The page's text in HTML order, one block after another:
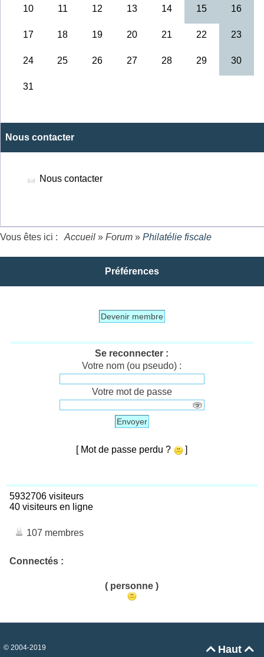
Nous contacter
Nous contacter
Vous êtes ici : Accueil » Forum » Philatélie fiscale
Préférences
Devenir membre
Se reconnecter :
Votre nom (ou pseudo) :
Votre mot de passe
Envoyer
[ Mot de passe perdu ? ]
5932706 visiteurs
40 visiteurs en ligne
107 membres
Connectés :
( personne )
Haut 
© 2004-2019